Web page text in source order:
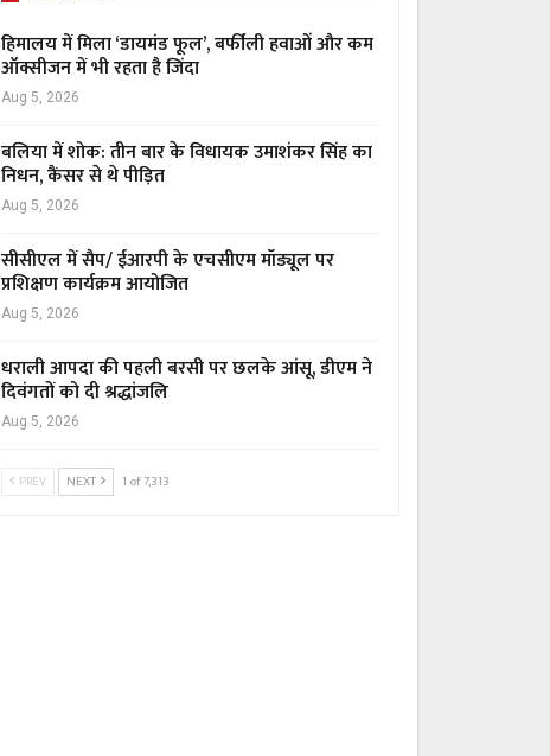
हिमालय में मिला ‘डायमंड फूल’, बर्फीली हवाओं और कम
ऑक्सीजन में भी रहता है जिंदा
Aug 5, 2026
बलिया में शोक: तीन बार के विधायक उमाशंकर सिंह का
निधन, कैंसर से थे पीड़ित
Aug 5, 2026
सीसीएल में सैप/ ईआरपी के एचसीएम मॉड्यूल पर
प्रशिक्षण कार्यक्रम आयोजित
Aug 5, 2026
धराली आपदा की पहली बरसी पर छलके आंसू, डीएम ने
दिवंगतों को दी श्रद्धांजलि
Aug 5, 2026
PREV NEXT 1 of 7,313